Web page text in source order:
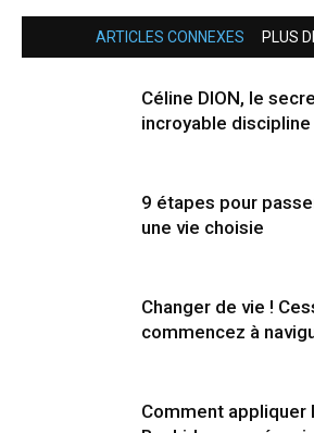
ARTICLES CONNEXES PLUS
Céline DION, le
incroyable discipline
9 étapes pour
une vie choisie
Changer de vie !
commencez à
Comment appliquer